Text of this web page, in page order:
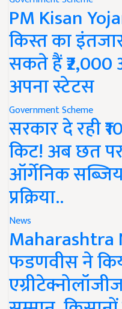
PM Kisan
किस्त का
सकते हैं
अपना स्टेटस
Government Scheme
सरकार दे रही
किट! अब छत
ऑर्गेनिक
प्रक्रिया..
News
Maharashtra
फडणवीस ने